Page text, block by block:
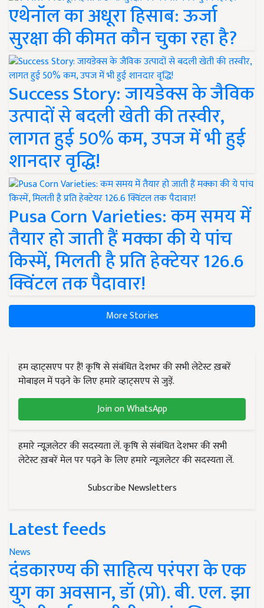
एथेनॉल का अधूरा हिसाब: ऊर्जा
सुरक्षा की कीमत कौन चुका रहा है?
Success Story: जायडेक्स के जैविक
उत्पादों से बदली खेती की तस्वीर,
लागत हुई 50% कम, उपज में भी हुई
शानदार वृद्धि!
Pusa Corn Varieties: कम समय में
तैयार हो जाती हैं मक्का की ये पांच
किस्में, मिलती है प्रति हेक्टेयर 126.6
क्विंटल तक पैदावार!
More Stories
हम व्हाट्सएप पर हैं! कृषि से संबंधित देशभर की सभी लेटेस्ट ख़बरें
मोबाइल में पढ़ने के लिए हमारे व्हाट्सएप से जुड़ें.
Join on WhatsApp
हमारे न्यूज़लेटर की सदस्यता लें. कृषि से संबंधित देशभर की सभी
लेटेस्ट ख़बरें मेल पर पढ़ने के लिए हमारे न्यूज़लेटर की सदस्यता लें.
Subscribe Newsletters
Latest feeds
News
दंडकारण्य की साहित्य परंपरा के एक
युग का अवसान, डॉ (प्रो). बी. एल. झा